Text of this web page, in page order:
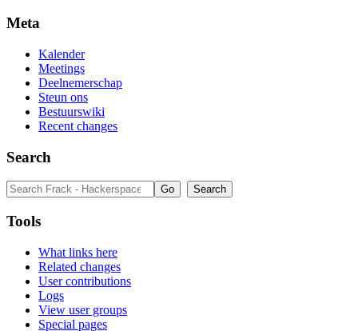
Meta
Kalender
Meetings
Deelnemerschap
Steun ons
Bestuurswiki
Recent changes
Search
Tools
What links here
Related changes
User contributions
Logs
View user groups
Special pages